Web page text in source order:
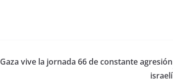
Gaza vive la jornada 66 de constante agresión
israelí